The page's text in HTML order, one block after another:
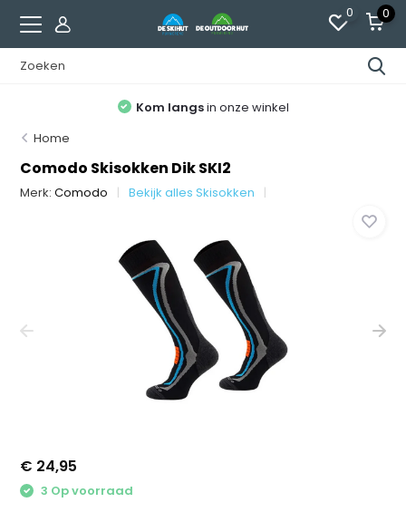
0 0
Kom langsin onze winkel
Home
Comodo Skisokken Dik SKI2
Merk:Comodo Bekijk alles Skisokken
€ 24,95
3 Op voorraad